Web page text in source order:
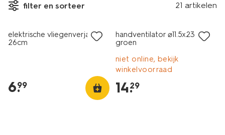
filter en sorteer 21 artikelen
elektrische vliegenverjager
26cm
6.
99
handventilator ⌀11.5x23.5cm
groen
niet online, bekijk
winkelvoorraad
14.
29